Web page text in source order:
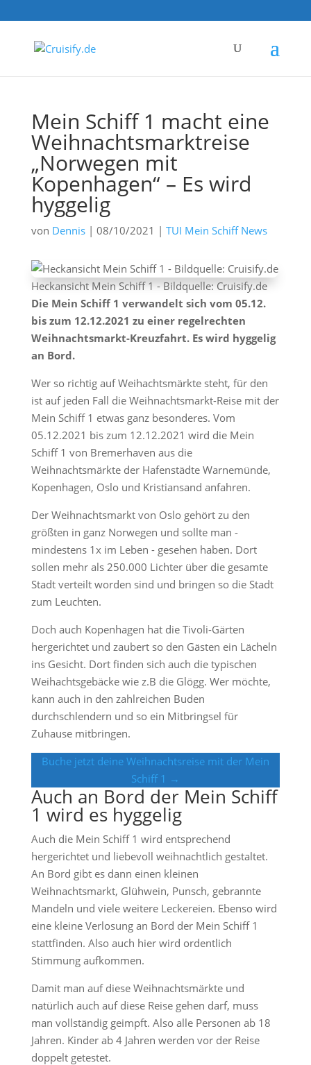
Mein Schiff 1 macht eine
Weihnachtsmarktreise
„Norwegen mit
Kopenhagen“ – Es wird
hyggelig
von Dennis| 08/10/2021 | TUI Mein Schiff News
Heckansicht Mein Schiff 1 - Bildquelle: Cruisify.de
Die Mein Schiff 1 verwandelt sich vom 05.12.
bis zum 12.12.2021 zu einer regelrechten
Weihnachtsmarkt-Kreuzfahrt. Es wird hyggelig
an Bord.
Wer so richtig auf Weihachtsmärkte steht, für den
ist auf jeden Fall die Weihnachtsmarkt-Reise mit der
Mein Schiff 1 etwas ganz besonderes. Vom
05.12.2021 bis zum 12.12.2021 wird die Mein
Schiff 1 von Bremerhaven aus die
Weihnachtsmärkte der Hafenstädte Warnemünde,
Kopenhagen, Oslo und Kristiansand anfahren.
Der Weihnachtsmarkt von Oslo gehört zu den
größten in ganz Norwegen und sollte man -
mindestens 1x im Leben - gesehen haben. Dort
sollen mehr als 250.000 Lichter über die gesamte
Stadt verteilt worden sind und bringen so die Stadt
zum Leuchten.
Doch auch Kopenhagen hat die Tivoli-Gärten
hergerichtet und zaubert so den Gästen ein Lächeln
ins Gesicht. Dort finden sich auch die typischen
Weihachtsgebäcke wie z.B die Glögg. Wer möchte,
kann auch in den zahlreichen Buden
durchschlendern und so ein Mitbringsel für
Zuhause mitbringen.
Buche jetzt deine Weihnachtsreise mit der Mein
Schiff 1 →
Auch an Bord der Mein Schiff
1 wird es hyggelig
Auch die Mein Schiff 1 wird entsprechend
hergerichtet und liebevoll weihnachtlich gestaltet.
An Bord gibt es dann einen kleinen
Weihnachtsmarkt, Glühwein, Punsch, gebrannte
Mandeln und viele weitere Leckereien. Ebenso wird
eine kleine Verlosung an Bord der Mein Schiff 1
stattfinden. Also auch hier wird ordentlich
Stimmung aufkommen.
Damit man auf diese Weihnachtsmärkte und
natürlich auch auf diese Reise gehen darf, muss
man vollständig geimpft. Also alle Personen ab 18
Jahren. Kinder ab 4 Jahren werden vor der Reise
doppelt getestet.